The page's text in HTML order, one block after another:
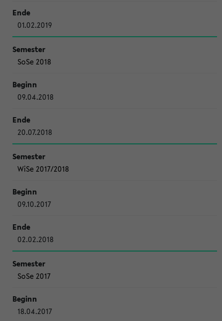
01.02.2019
SoSe 2018
09.04.2018
20.07.2018
WiSe 2017/2018
09.10.2017
02.02.2018
SoSe 2017
18.04.2017